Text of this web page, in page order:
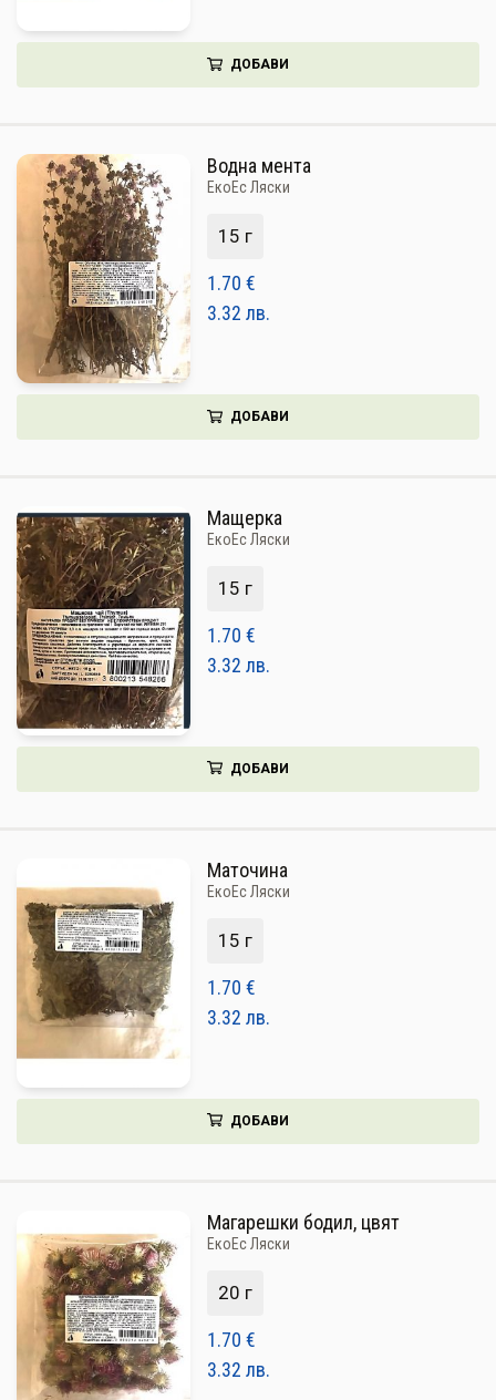
ДОБАВИ
Водна мента
ЕкоЕс Ляски
15 г
1.70 €
3.32 лв.
ДОБАВИ
Мащерка
ЕкоЕс Ляски
15 г
1.70 €
3.32 лв.
ДОБАВИ
Маточина
ЕкоЕс Ляски
15 г
1.70 €
3.32 лв.
ДОБАВИ
Магарешки бодил, цвят
ЕкоЕс Ляски
20 г
1.70 €
3.32 лв.